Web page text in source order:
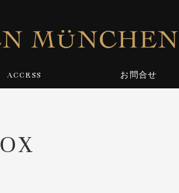
ACCESS お問合せ